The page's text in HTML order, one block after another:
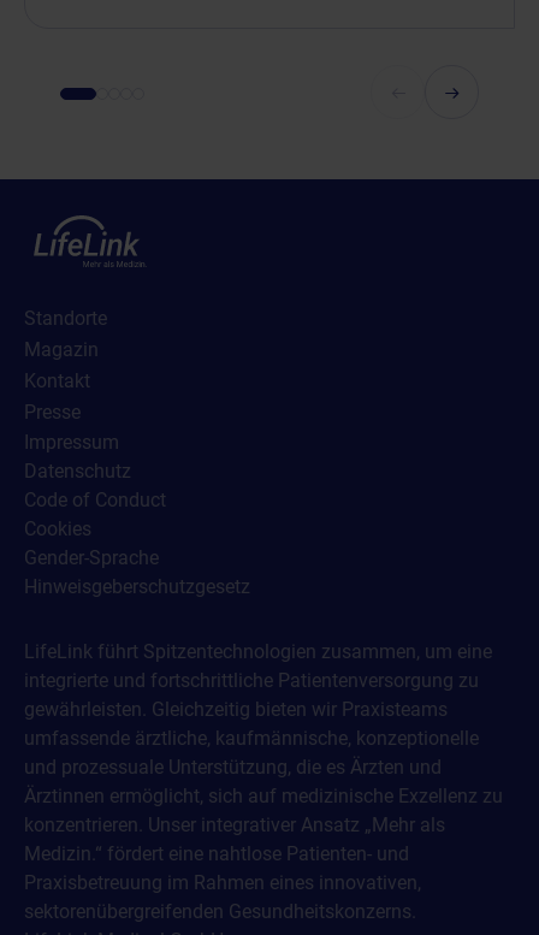
Standorte
Magazin
Kontakt
Presse
Impressum
Datenschutz
Code of Conduct
Cookies
Gender-Sprache
Hinweisgeberschutzgesetz
LifeLink führt Spitzentechnologien zusammen, um eine
integrierte und fortschrittliche Patientenversorgung zu
gewährleisten. Gleichzeitig bieten wir Praxisteams
umfassende ärztliche, kaufmännische, konzeptionelle
und prozessuale Unterstützung, die es Ärzten und
Ärztinnen ermöglicht, sich auf medizinische Exzellenz zu
konzentrieren. Unser integrativer Ansatz „Mehr als
Medizin.“ fördert eine nahtlose Patienten- und
Praxisbetreuung im Rahmen eines innovativen,
sektorenübergreifenden Gesundheitskonzerns.